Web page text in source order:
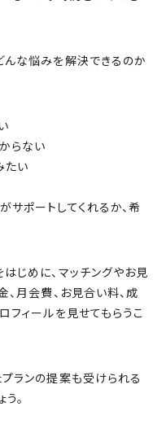
な悩みを解決できるのか
らない
たい
サポートしてくれるか、希
じめに、マッチングやお見
月会費、お見合い料、成
フィールを見せてもらうこ
ランの提案も受けられる
。